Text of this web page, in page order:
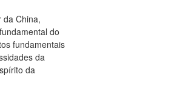
da China,
do
fundamentais
da
da